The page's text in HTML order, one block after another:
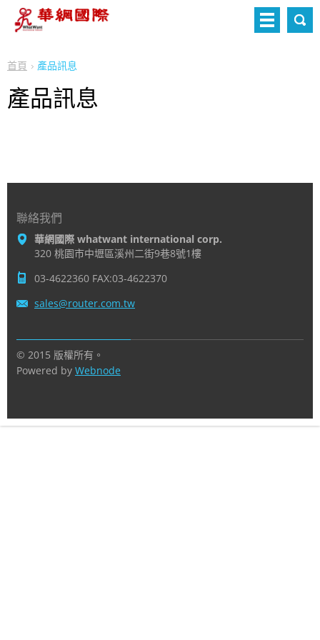
首頁 產品訊息
產品訊息
聯絡我們
華網國際 whatwant international corp.
320 桃園市中壢區溪州二街9巷8號1樓
03-4622360 FAX:03-4622370
sales@router.com.tw
© 2015 版權所有。
Powered by Webnode